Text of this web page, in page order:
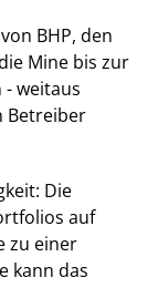
BHP, den
Mine bis zur
- weitaus
Betreiber
Die
auf
zu einer
kann das